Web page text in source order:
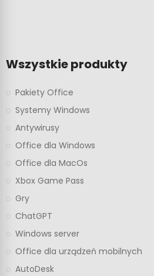
Wszystkie produkty
Pakiety Office
Systemy Windows
Antywirusy
Office dla Windows
Office dla MacOs
Xbox Game Pass
Gry
ChatGPT
Windows server
Office dla urządzeń mobilnych
AutoDesk